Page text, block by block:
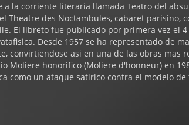
a la corriente literaria llamada Teatro del
Theatre des Noctambules, cabaret parisino,
El libreto fue publicado por primera vez el
Desde 1957 se ha representado de
convirtiendose asi en una de las obras mas
Moliere honorifico (Moliere d'honneur) en
como un ataque satirico contra el modelo
caracteristicas del teatro del absurdo utilizada